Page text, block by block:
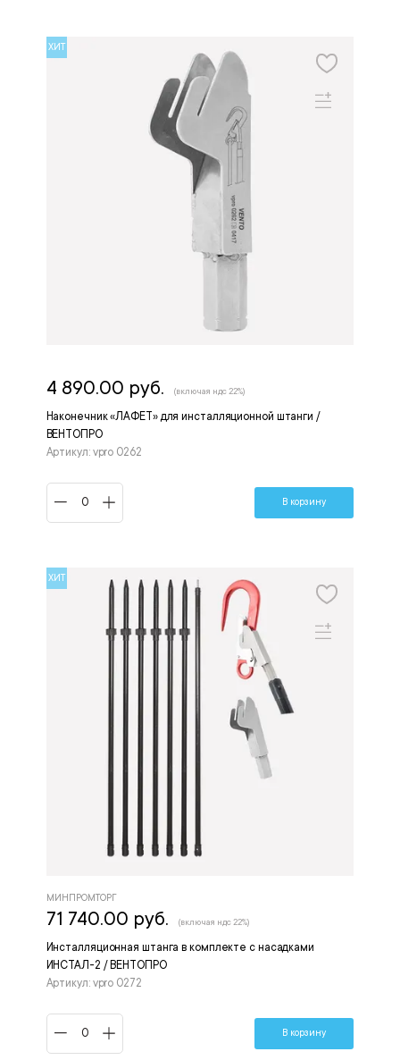
ХИТ
Наконечник «ЛАФЕТ» для инсталляционной штанги /
ВЕНТОПРО
Артикул: vpro 0262
4 890.00 руб. (включая ндс 22%)
В корзину
ХИТ
Инсталляционная штанга в комплекте с насадками
ИНСТАЛ-2 / ВЕНТОПРО
Артикул: vpro 0272
МИНПРОМТОРГ
71 740.00 руб. (включая ндс 22%)
В корзину